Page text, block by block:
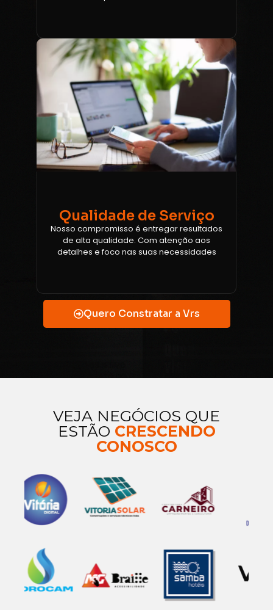
Qualidade de Serviço
Nosso compromisso é entregar resultados
de alta qualidade. Com atenção aos
detalhes e foco nas suas necessidades
Quero Constratar a Vrs
VEJA NEGÓCIOS QUE
ESTÃO CRESCENDO
CONOSCO